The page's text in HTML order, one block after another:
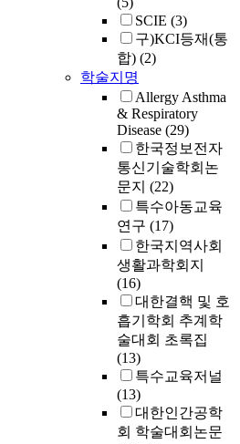
SCIE (3)
구)KCI등재(통
합) (2)
학술지명
Allergy Asthma
& Respiratory
Disease (29)
한국정보전자
통신기술학회논
문지 (22)
특수아동교육
연구 (17)
한국지역사회
생활과학회지
(16)
대한결핵 및 호
흡기학회 추계학
술대회 초록집
(13)
특수교육저널
(13)
대한인간공학
회 학술대회논문